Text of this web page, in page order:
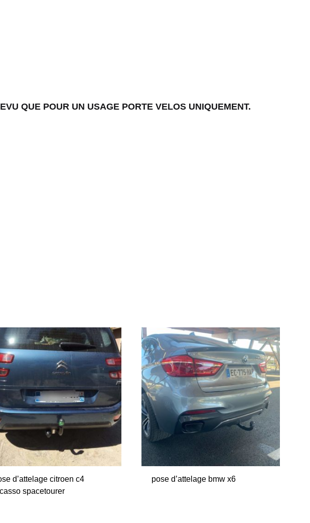
QUE POUR UN USAGE PORTE VELOS UNIQUEMENT.
d’attelage citroen c4
spacetourer
pose d’attelage bmw x6